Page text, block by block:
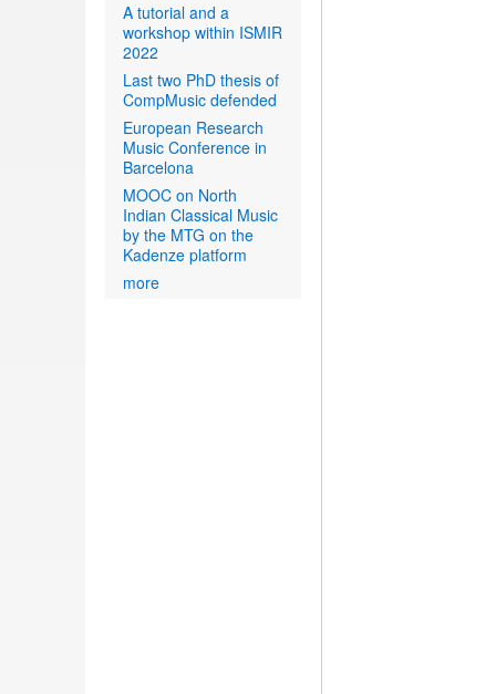
A tutorial and a
workshop within ISMIR
2022
Last two PhD thesis of
CompMusic defended
European Research
Music Conference in
Barcelona
MOOC on North
Indian Classical Music
by the MTG on the
Kadenze platform
more